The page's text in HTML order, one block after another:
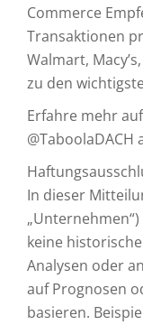
Commerce
Transaktionen
Walmart,
zu den
Erfahre mehr
@TaboolaDACH
In dieser
keine
Analysen oder
auf Prognosen
basieren.